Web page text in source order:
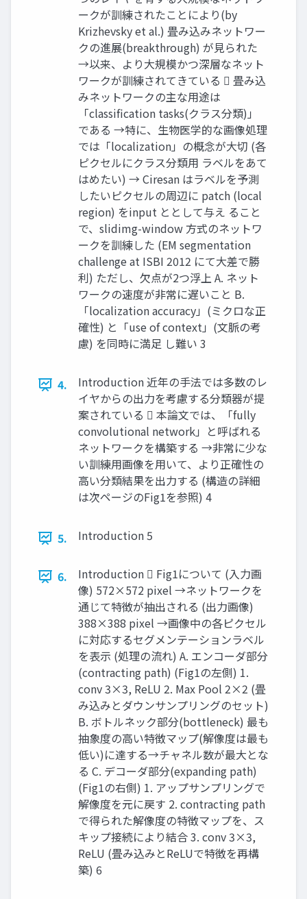
ークが訓練されたことにより(by
Krizhevsky et al.) 畳み込みネットワー
クの進展(breakthrough) が見られた
→以来、より大規模かつ深層なネット
ワークが訓練されてきている  畳み込
みネットワークの主な用途は
「classification tasks(クラス分類)」
である →特に、生物医学的な画像処理
では「localization」の概念が大切 (各
ピクセルにクラス分類用 ラベルをあて
はめたい) → Ciresan はラベルを予測
したいピクセルの周辺に patch (local
region) をinput ととして与え ること
で、slidimg-window 方式のネットワ
ークを訓練した (EM segmentation
challenge at ISBI 2012 にて大差で勝
利) ただし、欠点が2つ浮上 A. ネット
ワークの速度が非常に遅いこと B.
「localization accuracy」(ミクロな正
確性) と「use of context」(文脈の考
慮) を同時に満足 し難い 3
4.
Introduction 近年の手法では多数のレ
イヤからの出力を考慮する分類器が提
案されている  本論文では、「fully
convolutional network」と呼ばれる
ネットワークを構築する →非常に少な
い訓練用画像を用いて、より正確性の
高い分類結果を出力する (構造の詳細
は次ページのFig1を参照) 4
5. Introduction 5
6.
Introduction  Fig1について (入力画
像) 572×572 pixel →ネットワークを
通じて特徴が抽出される (出力画像)
388×388 pixel →画像中の各ピクセル
に対応するセグメンテーションラベル
を表示 (処理の流れ) A. エンコーダ部分
(contracting path) (Fig1の左側) 1.
conv 3×3, ReLU 2. Max Pool 2×2 (畳
み込みとダウンサンプリングのセット)
B. ボトルネック部分(bottleneck) 最も
抽象度の高い特徴マップ(解像度は最も
低い)に達する→チャネル数が最大とな
る C. デコーダ部分(expanding path)
(Fig1の右側) 1. アップサンプリングで
解像度を元に戻す 2. contracting path
で得られた解像度の特徴マップを、ス
キップ接続により結合 3. conv 3×3,
ReLU (畳み込みとReLUで特徴を再構
築) 6